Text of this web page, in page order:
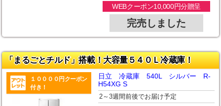
WEBクーポン10,000円分贈呈
完売しました
「まるごとチルド」搭載！大容量５４０Ｌ冷蔵庫！
１００００円クーポン
付き！
日立 冷蔵庫 540L シルバー R-
H54XG S
2～3週間前後でお届け予定